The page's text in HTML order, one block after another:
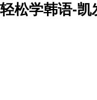
轻松学韩语-凯